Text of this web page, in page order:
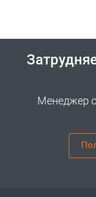
Менеджер